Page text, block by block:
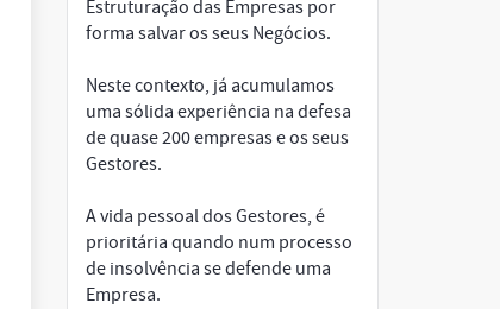
Estruturação das Empresas por
forma salvar os seus Negócios.
Neste contexto, já acumulamos
uma sólida experiência na defesa
de quase 200 empresas e os seus
Gestores.
A vida pessoal dos Gestores, é
prioritária quando num processo
de insolvência se defende uma
Empresa.